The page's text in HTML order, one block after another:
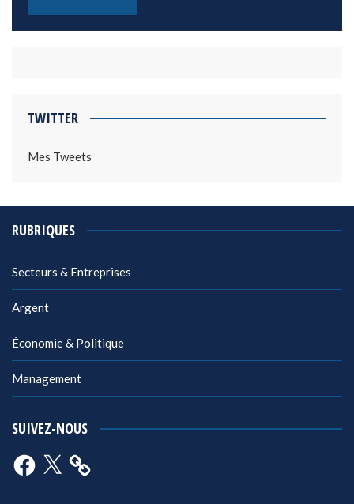
TWITTER
Mes Tweets
RUBRIQUES
Secteurs & Entreprises
Argent
Économie & Politique
Management
SUIVEZ-NOUS
Facebook
X